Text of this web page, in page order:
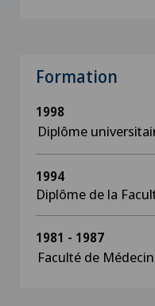
Formation
1998
Diplôme
1994
Diplôme de la
1981 - 1987
Faculté de